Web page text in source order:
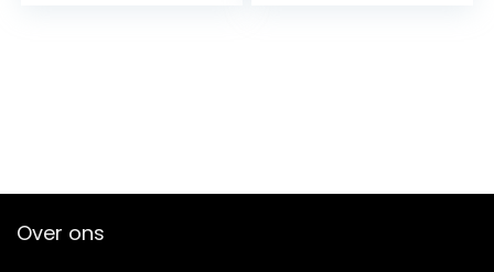
Over ons